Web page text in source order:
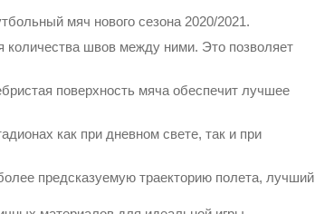
мяч нового сезона 2020/2021.
швов между ними. Это позволяет
поверхность мяча обеспечит лучшее
как при дневном свете, так и при
предсказуемую траекторию полета, лучший